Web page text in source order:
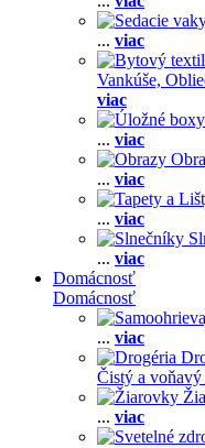
... viac
Vankúše,
viac
... viac
... viac
... viac
... viac
Domácnosť
Domácnosť
... viac
Čistý a voňavý
... viac